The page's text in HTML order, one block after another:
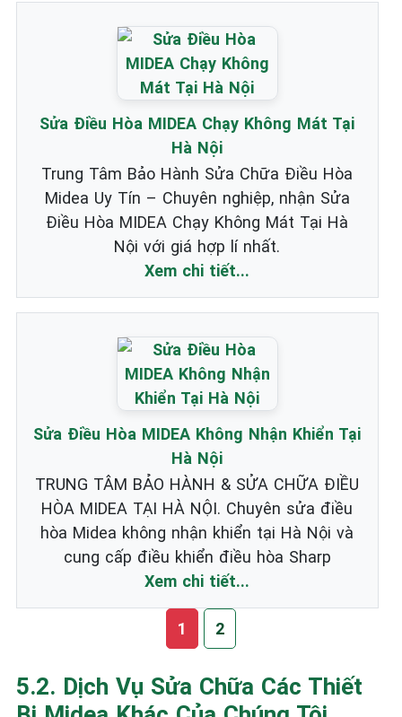
Sửa Điều Hòa MIDEA Chạy Không Mát Tại
Hà Nội
Trung Tâm Bảo Hành Sửa Chữa Điều Hòa
Midea Uy Tín – Chuyên nghiệp, nhận Sửa
Điều Hòa MIDEA Chạy Không Mát Tại Hà
Nội với giá hợp lí nhất.
Xem chi tiết...
Sửa Điều Hòa MIDEA Không Nhận Khiển Tại
Hà Nội
TRUNG TÂM BẢO HÀNH & SỬA CHỮA ĐIỀU
HÒA MIDEA TẠI HÀ NỘI. Chuyên sửa điều
hòa Midea không nhận khiển tại Hà Nội và
cung cấp điều khiển điều hòa Sharp
Xem chi tiết...
1 2
5.2. Dịch Vụ Sửa Chữa Các Thiết